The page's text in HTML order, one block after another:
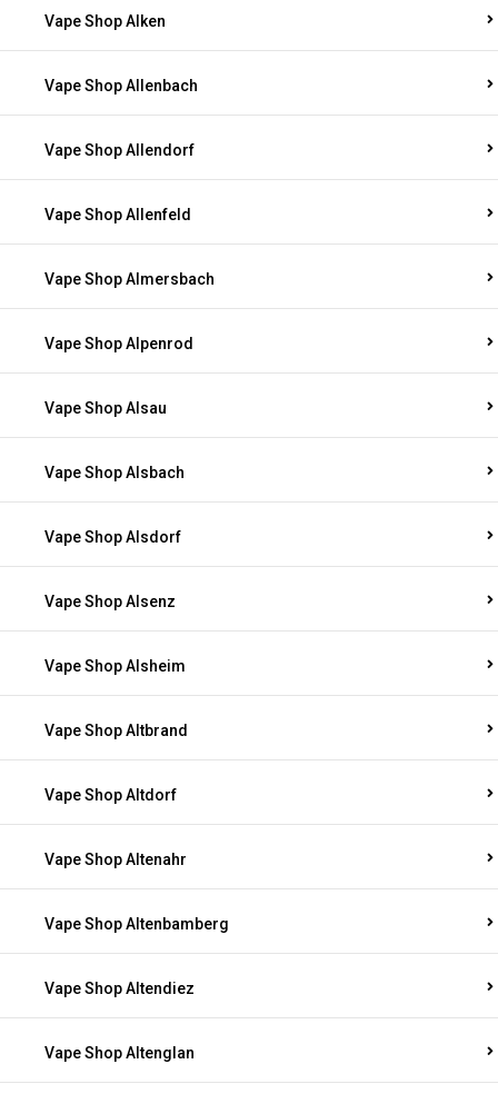
Vape Shop Alken
Vape Shop Allenbach
Vape Shop Allendorf
Vape Shop Allenfeld
Vape Shop Almersbach
Vape Shop Alpenrod
Vape Shop Alsau
Vape Shop Alsbach
Vape Shop Alsdorf
Vape Shop Alsenz
Vape Shop Alsheim
Vape Shop Altbrand
Vape Shop Altdorf
Vape Shop Altenahr
Vape Shop Altenbamberg
Vape Shop Altendiez
Vape Shop Altenglan